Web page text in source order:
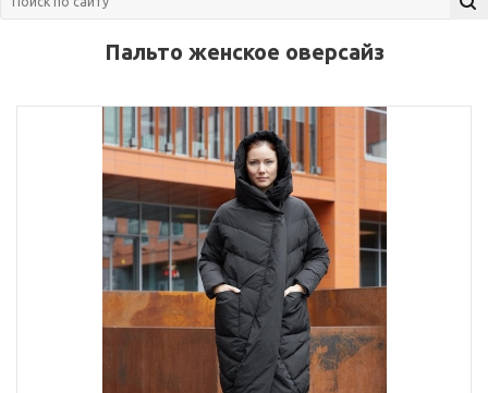
Пальто женское оверсайз